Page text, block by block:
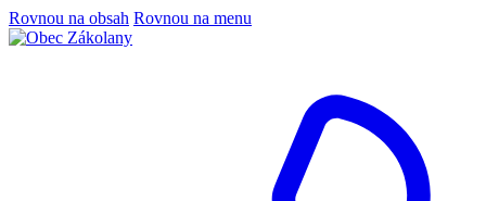
Rovnou na obsah Rovnou na menu